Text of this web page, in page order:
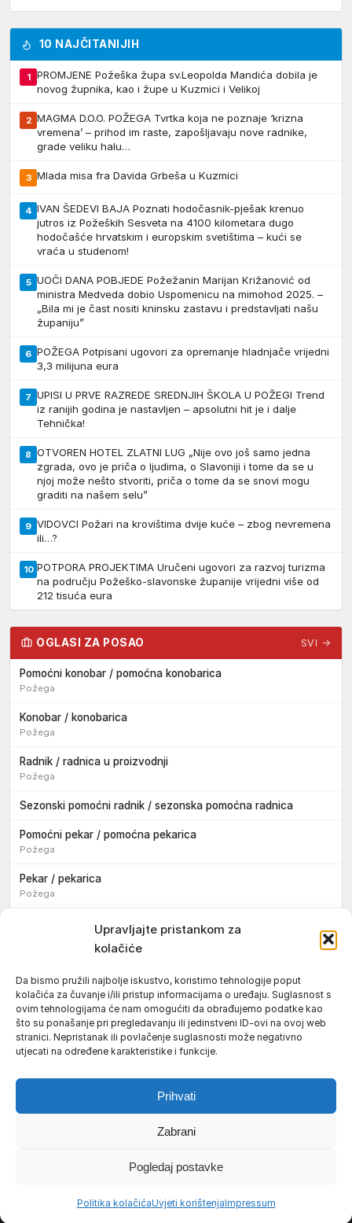
Upravljajte pristankom za
kolačiće
Da bismo pružili najbolje iskustvo, koristimo tehnologije poput
kolačića za čuvanje i/ili pristup informacijama o uređaju. Suglasnost s
ovim tehnologijama će nam omogućiti da obrađujemo podatke kao
što su ponašanje pri pregledavanju ili jedinstveni ID-ovi na ovoj web
stranici. Nepristanak ili povlačenje suglasnosti može negativno
utjecati na određene karakteristike i funkcije.
Prihvati
Zabrani
Pogledaj postavke
Politika kolačićaUvjeti korištenjaImpressum
10 NAJČITANIJIH
1
PROMJENE Požeška župa sv.Leopolda Mandića dobila je
novog župnika, kao i župe u Kuzmici i Velikoj
2 MAGMA D.O.O. POŽEGA Tvrtka koja ne poznaje ‘krizna
vremena’ – prihod im raste, zapošljavaju nove radnike,
grade veliku halu…
3 Mlada misa fra Davida Grbeša u Kuzmici
4 IVAN ŠEDEVI BAJA Poznati hodočasnik-pješak krenuo
jutros iz Požeških Sesveta na 4100 kilometara dugo
hodočašće hrvatskim i europskim svetištima – kući se
vraća u studenom!
5 UOČI DANA POBJEDE Požežanin Marijan Križanović od
ministra Medveda dobio Uspomenicu na mimohod 2025. –
„Bila mi je čast nositi kninsku zastavu i predstavljati našu
županiju”
6 POŽEGA Potpisani ugovori za opremanje hladnjače vrijedni
3,3 milijuna eura
7 UPISI U PRVE RAZREDE SREDNJIH ŠKOLA U POŽEGI Trend
iz ranijih godina je nastavljen – apsolutni hit je i dalje
Tehnička!
8 OTVOREN HOTEL ZLATNI LUG „Nije ovo još samo jedna
zgrada, ovo je priča o ljudima, o Slavoniji i tome da se u
njoj može nešto stvoriti, priča o tome da se snovi mogu
graditi na našem selu”
9 VIDOVCI Požari na krovištima dvije kuće – zbog nevremena
ili…?
10 POTPORA PROJEKTIMA Uručeni ugovori za razvoj turizma
na području Požeško-slavonske županije vrijedni više od
212 tisuća eura
OGLASI ZA POSAO SVI →
Pomoćni konobar / pomoćna konobarica
Požega
Konobar / konobarica
Požega
Radnik / radnica u proizvodnji
Požega
Sezonski pomoćni radnik / sezonska pomoćna radnica
Pomoćni pekar / pomoćna pekarica
Požega
Pekar / pekarica
Požega
Konobar / konobarica
Tokar / tokarica
Jakšić
Njegovatelj / njegovateljica starijih i nemoćnih osoba
Resnik
Pravila privatnosti
© 2026 Požeški vodič. Sva prava pridržana.